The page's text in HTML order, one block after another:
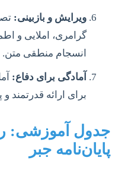
ویرایش و بازبینی:
گرامری، املایی و
انسجام منطقی متن.
آمادگی برای دفاع:
برای ارائه قدرتمند
جدول آموزشی:
پایان‌نامه جبر